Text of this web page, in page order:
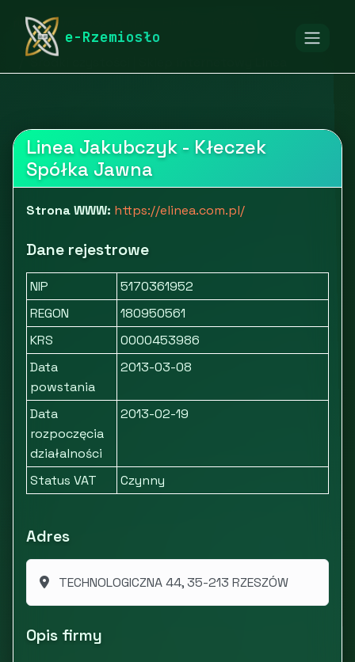
e-Rzemiosło
rymarstwo-poznan.pl
Chemia przemysłowa
Linea Jakubczyk - Kłeczek
Spółka Jawna
Strona WWW: https://elinea.com.pl/
Dane rejestrowe
NIP
5170361952
REGON
180950561
KRS
0000453986
Data
powstania
2013-03-08
Data
rozpoczęcia
działalności
2013-02-19
Status VAT Czynny
Adres
TECHNOLOGICZNA 44, 35-213 RZESZÓW
Opis firmy